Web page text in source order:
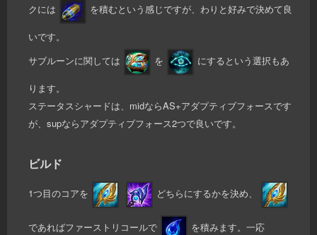
クには を積むという感じですが、わりと好みで決めて良
いです。
サブルーンに関しては
を にするという選択もあ
ります。
ステータスシャードは、midならAS+アダプティブフォースです
が、supならアダプティブフォース2つで良いです。
ビルド
1つ目のコアを どちらにするかを決め、
であればファーストリコールで を積みます。一応